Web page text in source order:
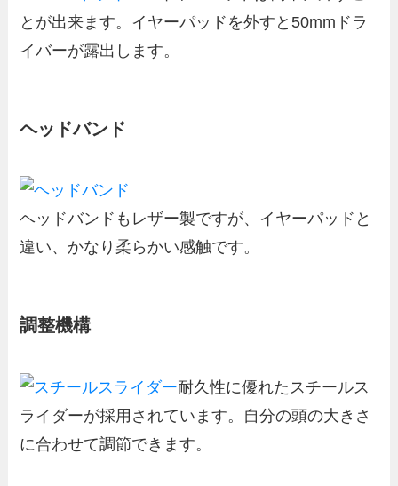
とが出来ます。イヤーパッドを外すと50mmドラ
イバーが露出します。
ヘッドバンド
ヘッドバンドもレザー製ですが、イヤーパッドと
違い、かなり柔らかい感触です。
調整機構
耐久性に優れたスチールス
ライダーが採用されています。自分の頭の大きさ
に合わせて調節できます。